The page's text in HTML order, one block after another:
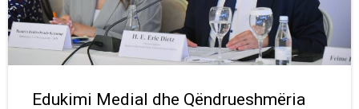
Edukimi Medial dhe Qëndrueshmëria